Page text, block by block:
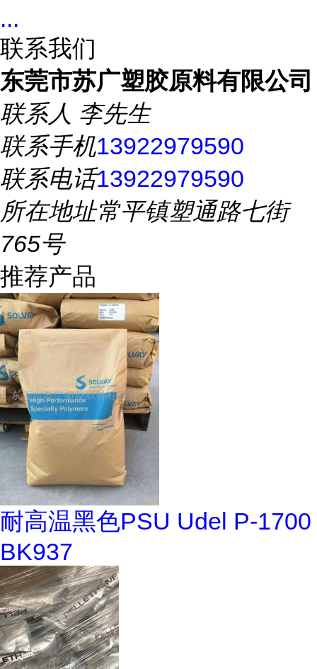
...
联系我们
东莞市苏广塑胶原料有限公司
联系人 李先生
联系手机13922979590
联系电话13922979590
所在地址常平镇塑通路七街
765号
推荐产品
耐高温黑色PSU Udel P-1700
BK937